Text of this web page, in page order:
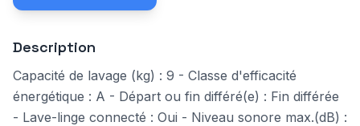
Description
Capacité de lavage (kg) : 9 - Classe d'efficacité
énergétique : A - Départ ou fin différé(e) : Fin différée
- Lave-linge connecté : Oui - Niveau sonore max.(dB) :